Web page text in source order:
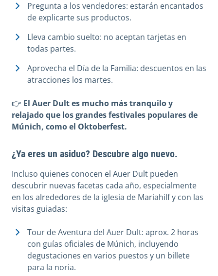
Pregunta a los vendedores: estarán encantados
de explicarte sus productos.
Lleva cambio suelto: no aceptan tarjetas en
todas partes.
Aprovecha el Día de la Familia: descuentos en las
atracciones los martes.
👉 El Auer Dult es mucho más tranquilo y
relajado que los grandes festivales populares de
Múnich, como el Oktoberfest.
¿Ya eres un asiduo? Descubre algo nuevo.
Incluso quienes conocen el Auer Dult pueden
descubrir nuevas facetas cada año, especialmente
en los alrededores de la iglesia de Mariahilf y con las
visitas guiadas:
Tour de Aventura del Auer Dult: aprox. 2 horas
con guías oficiales de Múnich, incluyendo
degustaciones en varios puestos y un billete
para la noria.